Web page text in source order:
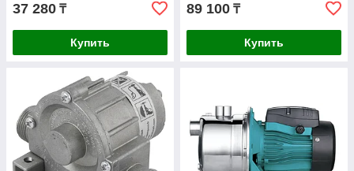
37 280 ₸
Купить
89 100 ₸
Купить